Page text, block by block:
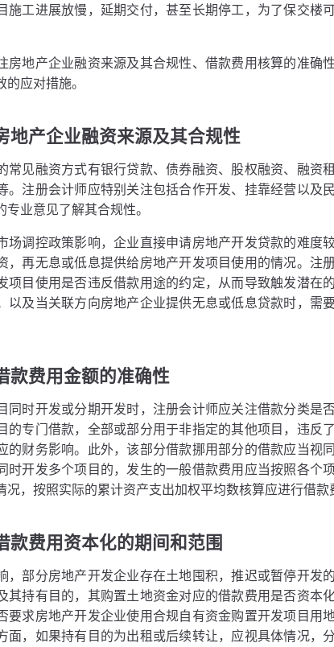
施工进展放慢，延期交付，甚至长期停工，为了保交楼
房地产企业融资来源及其合规性、借款费用核算的准确
应对措施。
地产企业融资来源及其合规性
常见融资方式有银行贷款、债券融资、股权融资、融资
。注册会计师应特别关注包括合作开发、挂靠经营以及
业意见了解其合规性。
场调控政策影响，企业直接申请房地产开发贷款的难度
，再无息或低息提供给房地产开发项目使用的情况。注
项目使用是否违反借款用途的约定，从而导致触发潜在
以及当关联方向房地产企业提供无息或低息贷款时，需
款费用金额的准确性
同时开发或分期开发时，注册会计师应关注借款分类是
的专门借款，全部或部分用于非指定的其他项目，违反
的财务影响。此外，该部分借款挪用部分的借款应当视
时开发多个项目的，发生的一般借款费用应当按照各个
况，按照实际的累计资产支出加权平均数核算应进行借款
款费用资本化的期间和范围
，部分房地产开发企业存在土地囤积，推迟或暂停开发
其持有目的，其购置土地资金对应的借款费用是否资本
要求房地产开发企业使用合规自有资金购置开发项目用
面，如果持有目的为出租或后续转让，应视具体情况，